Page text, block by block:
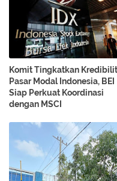
Komit Tingkatkan
Pasar Modal Indonesia, BEI
Siap Perkuat Koordinasi
dengan MSCI